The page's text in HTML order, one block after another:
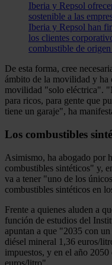
Iberia y Repsol
sostenible a las
Iberia y Repsol han
los clientes
combustible de
De esta forma, cree
ámbito de la movilidad y ha
movilidad "solo eléctrica".
para ricos, para gente que
tiene un garaje", ha
Los combustibles
Asimismo, ha abogado por
combustibles sintéticos" y,
va a tener "uno de los
combustibles sintéticos en
Frente a quienes aluden a
función de estudios del
apuntan a que "2035 con
diésel mineral 1,36 euros/
impuestos, y en el año
euros/litro".